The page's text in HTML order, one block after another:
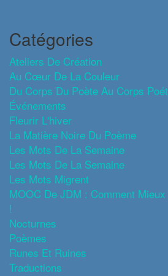
Catégories
Ateliers De Création
Au Cœur De La Couleur
Du Corps Du Poète Au Corps
Événements
Fleurir L'hiver
La Matière Noire Du Poème
Les Mots De La Semaine
Les Mots De La Semaine
Les Mots Migrent
MOOC De JDM : Comment
!
Nocturnes
Poèmes
Runes Et Ruines
Traductions